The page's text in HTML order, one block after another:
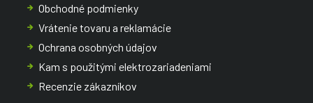
Obchodné podmienky
Vrátenie tovaru a reklamácie
Ochrana osobných údajov
Kam s použitými elektrozariadeniami
Recenzie zákazníkov